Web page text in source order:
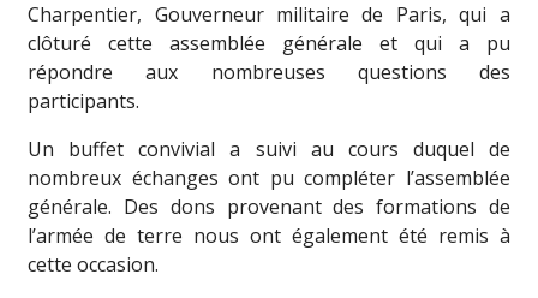
Charpentier, Gouverneur militaire de Paris, qui a
clôturé cette assemblée générale et qui a pu
répondre aux nombreuses questions des
participants.
Un buffet convivial a suivi au cours duquel de
nombreux échanges ont pu compléter l’assemblée
générale. Des dons provenant des formations de
l’armée de terre nous ont également été remis à
cette occasion.